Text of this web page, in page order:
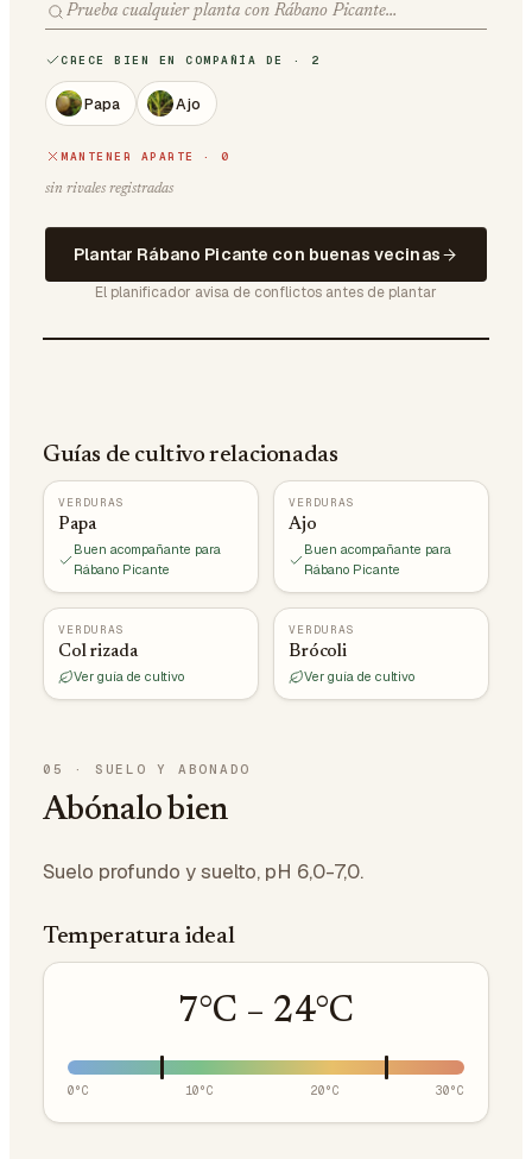
CRECE BIEN EN COMPAÑÍA DE · 2
Papa Ajo
MANTENER APARTE · 0
sin rivales registradas
Plantar Rábano Picante con buenas vecinas
El planificador avisa de conflictos antes de plantar
Guías de cultivo relacionadas
VERDURAS
Papa
Buen acompañante para
Rábano Picante
VERDURAS
Ajo
Buen acompañante para
Rábano Picante
VERDURAS
Col rizada
Ver guía de cultivo
VERDURAS
Brócoli
Ver guía de cultivo
05 · SUELO Y ABONADO
Abónalo bien
Suelo profundo y suelto, pH 6,0-7,0.
Temperatura ideal
7°C – 24°C
0°C 10°C 20°C 30°C